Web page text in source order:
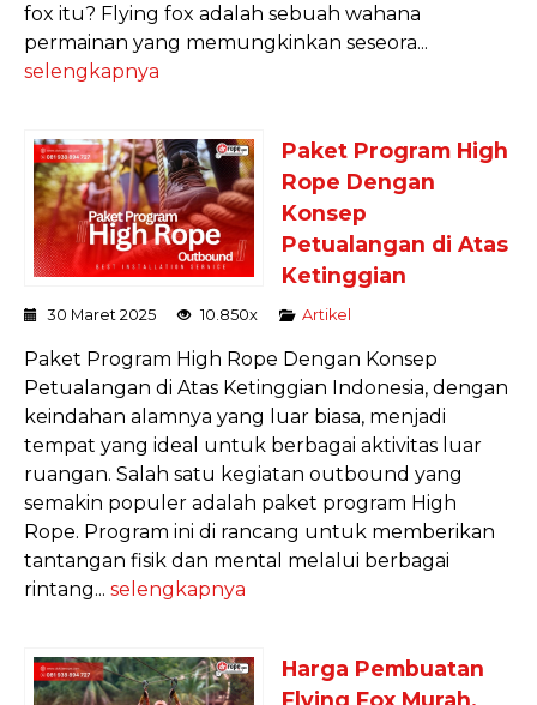
fox itu? Flying fox adalah sebuah wahana
permainan yang memungkinkan seseora...
selengkapnya
Paket Program High
Rope Dengan
Konsep
Petualangan di Atas
Ketinggian
30 Maret 2025 10.850x Artikel
Paket Program High Rope Dengan Konsep
Petualangan di Atas Ketinggian Indonesia, dengan
keindahan alamnya yang luar biasa, menjadi
tempat yang ideal untuk berbagai aktivitas luar
ruangan. Salah satu kegiatan outbound yang
semakin populer adalah paket program High
Rope. Program ini di rancang untuk memberikan
tantangan fisik dan mental melalui berbagai
rintang... selengkapnya
Harga Pembuatan
Flying Fox Murah,